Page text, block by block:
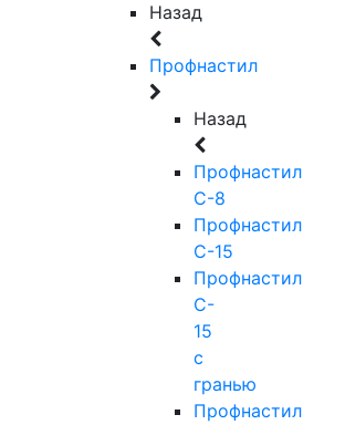
Назад
Профнастил
Назад
Профнастил
С-8
Профнастил
С-15
Профнастил
C-
15
с
гранью
Профнастил